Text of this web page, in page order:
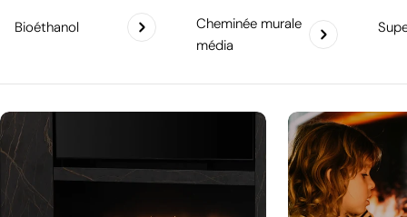
Bioéthanol
Cheminée murale
média